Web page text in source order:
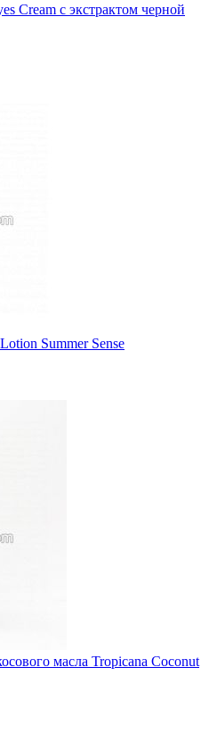
Cream с экстрактом черной
Summer Sense
масла Tropicana Coconut